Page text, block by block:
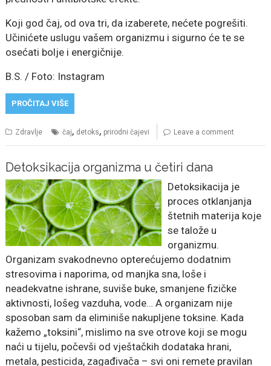
Koji god čaj, od ova tri, da izaberete, nećete pogrešiti.
Učinićete uslugu vašem organizmu i sigurno će te se
osećati bolje i energičnije.
B.S. / Foto: Instagram
PROČITAJ VIŠE
Zdravlje čaj, detoks, prirodni čajevi Leave a comment
Detoksikacija organizma u četiri dana
Detoksikacija je
proces otklanjanja
štetnih materija koje
se talože u
organizmu.
Organizam svakodnevno opterećujemo dodatnim
stresovima i naporima, od manjka sna, loše i
neadekvatne ishrane, suviše buke, smanjene fizičke
aktivnosti, lošeg vazduha, vode… A organizam nije
sposoban sam da eliminiše nakupljene toksine. Kada
kažemo „toksini“, mislimo na sve otrove koji se mogu
naći u tijelu, počevši od vještačkih dodataka hrani,
metala, pesticida, zagađivača – svi oni remete pravilan